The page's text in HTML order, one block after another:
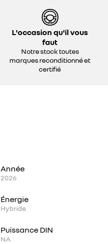
L'occasion qu'il vous
faut
Notre stock toutes
marques reconditionné et
certifié
Année
2026
Énergie
Hybride
Puissance DIN
NA